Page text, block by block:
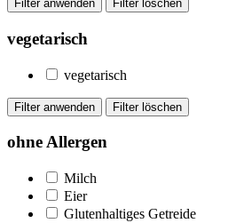
vegetarisch
vegetarisch
ohne Allergen
Milch
Eier
Glutenhaltiges Getreide